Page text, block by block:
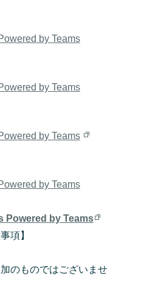
by Teams
by Teams
by Teams
by Teams
Powered by Teams
項】
のものではございませ